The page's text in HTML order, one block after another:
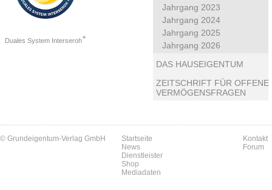
Duales System Interseroh+
Jahrgang 2023
Jahrgang 2024
Jahrgang 2025
Jahrgang 2026
DAS HAUSEIGENTUM
ZEITSCHRIFT FÜR OFFENE
VERMÖGENSFRAGEN
© Grundeigentum-Verlag GmbH
Startseite
News
Dienstleister
Shop
Mediadaten
Kontakt
Forum